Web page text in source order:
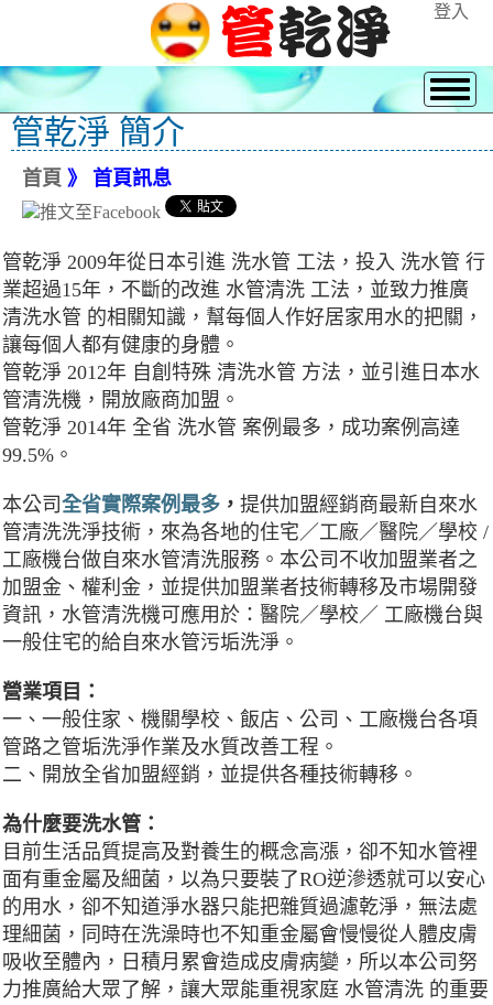
登入
管乾淨 簡介
首頁 》 首頁訊息
管乾淨 2009年從日本引進 洗水管 工法，投入 洗水管 行
業超過15年，不斷的改進 水管清洗 工法，並致力推廣
清洗水管 的相關知識，幫每個人作好居家用水的把關，
讓每個人都有健康的身體。
管乾淨 2012年 自創特殊 清洗水管 方法，並引進日本水
管清洗機，開放廠商加盟。
管乾淨 2014年 全省 洗水管 案例最多，成功案例高達
99.5%。
本公司 全省實際案例最多 ， 提供加盟經銷商最新自來水
管清洗洗淨技術，來為各地的住宅／工廠／醫院／學校 /
工廠機台做自來水管清洗服務。本公司不收加盟業者之
加盟金、權利金，並提供加盟業者技術轉移及市場開發
資訊，水管清洗機可應用於：醫院／學校／ 工廠機台與
一般住宅的給自來水管污垢洗淨。
營業項目：
一、一般住家、機關學校、飯店、公司、工廠機台各項
管路之管垢洗淨作業及水質改善工程。
二、開放全省加盟經銷，並提供各種技術轉移。
為什麼要洗水管：
目前生活品質提高及對養生的概念高漲，卻不知水管裡
面有重金屬及細菌，以為只要裝了RO逆滲透就可以安心
的用水，卻不知道淨水器只能把雜質過濾乾淨，無法處
理細菌，同時在洗澡時也不知重金屬會慢慢從人體皮膚
吸收至體內，日積月累會造成皮膚病變，所以本公司努
力推廣給大眾了解，讓大眾能重視家庭 水管清洗 的重要